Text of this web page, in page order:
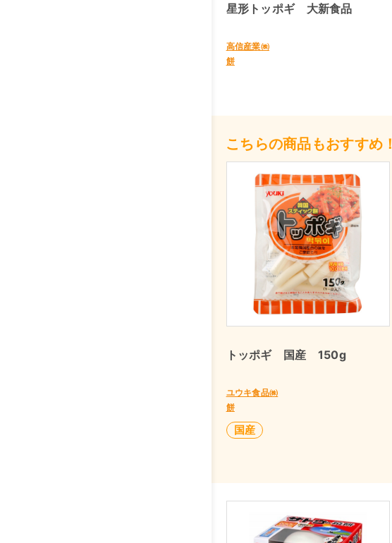
星形トッポギ 大新食品
高信産業㈱
餅
こちらの商品もおすすめ！
トッポギ 国産 150g
ユウキ食品㈱
餅
国産